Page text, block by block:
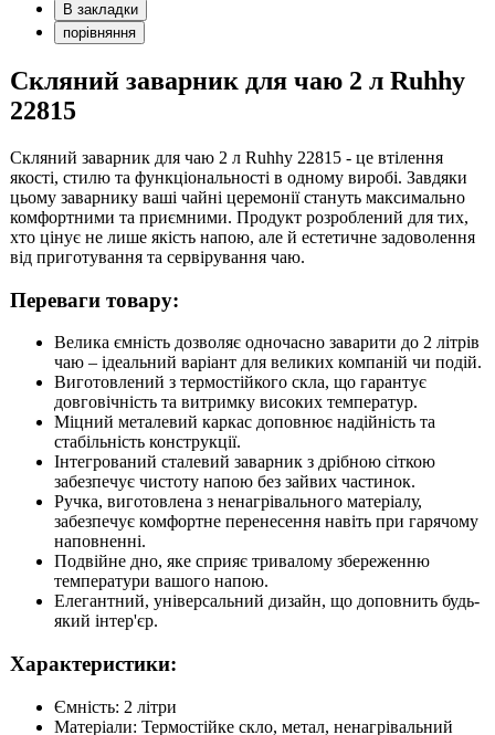
В закладки
порівняння
Скляний заварник для чаю 2 л Ruhhy
22815
Скляний заварник для чаю 2 л Ruhhy 22815 - це втілення
якості, стилю та функціональності в одному виробі. Завдяки
цьому заварнику ваші чайні церемонії стануть максимально
комфортними та приємними. Продукт розроблений для тих,
хто цінує не лише якість напою, але й естетичне задоволення
від приготування та сервірування чаю.
Переваги товару:
Велика ємність дозволяє одночасно заварити до 2 літрів
чаю – ідеальний варіант для великих компаній чи подій.
Виготовлений з термостійкого скла, що гарантує
довговічність та витримку високих температур.
Міцний металевий каркас доповнює надійність та
стабільність конструкції.
Інтегрований сталевий заварник з дрібною сіткою
забезпечує чистоту напою без зайвих частинок.
Ручка, виготовлена з ненагрівального матеріалу,
забезпечує комфортне перенесення навіть при гарячому
наповненні.
Подвійне дно, яке сприяє тривалому збереженню
температури вашого напою.
Елегантний, універсальний дизайн, що доповнить будь-
який інтер'єр.
Характеристики:
Ємність: 2 літри
Матеріали: Термостійке скло, метал, ненагрівальний